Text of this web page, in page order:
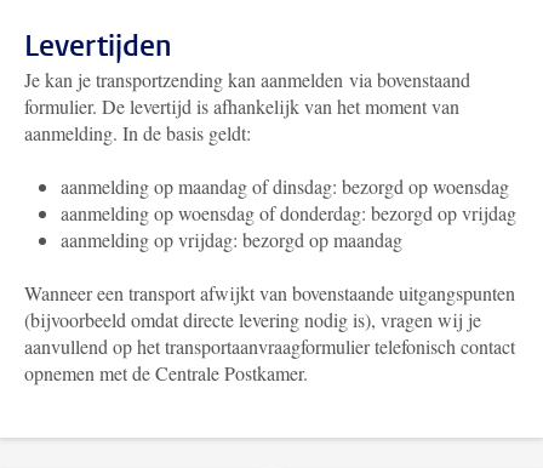
Levertijden
Je kan je transportzending kan aanmelden via bovenstaand
formulier. De levertijd is afhankelijk van het moment van
aanmelding. In de basis geldt:
aanmelding op maandag of dinsdag: bezorgd op woensdag
aanmelding op woensdag of donderdag: bezorgd op vrijdag
aanmelding op vrijdag: bezorgd op maandag
Wanneer een transport afwijkt van bovenstaande uitgangspunten
(bijvoorbeeld omdat directe levering nodig is), vragen wij je
aanvullend op het transportaanvraagformulier telefonisch contact
opnemen met de Centrale Postkamer.